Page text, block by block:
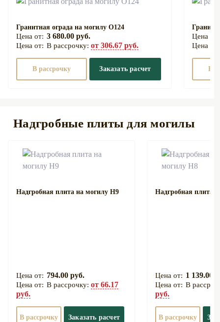
Гранитная ограда на могилу О124
3 680.00 руб.
В рассрочку: от 306.67 руб.
В рассрочку Заказать расчет В
Надгробные плиты для могилы
Надгробная плита на могилу Н9
794.00 руб.
В рассрочку: от 66.17
руб.
В рассрочку Заказать расчет
Надгробная плита
1 139.00
В
руб.
В рассрочку